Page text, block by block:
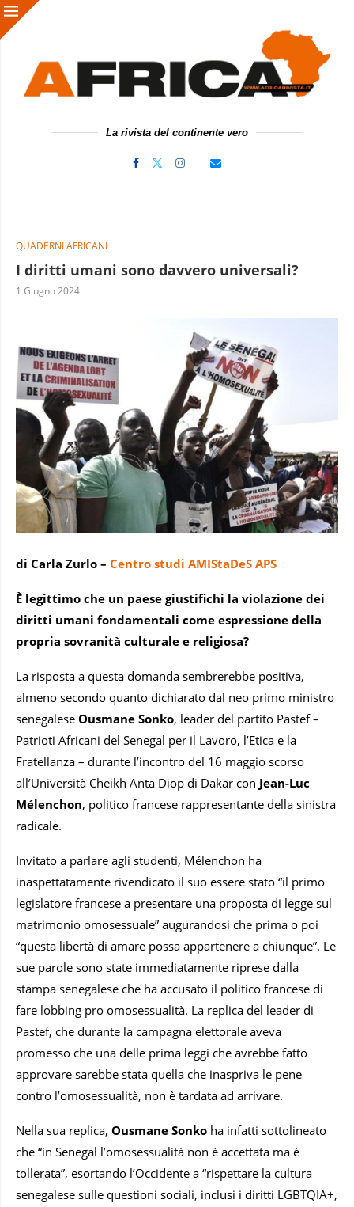
La rivista del continente vero
QUADERNI AFRICANI
I diritti umani sono davvero universali?
1 Giugno 2024
di Carla Zurlo – Centro studi AMIStaDeS APS
È legittimo che un paese giustifichi la violazione dei
diritti umani fondamentali come espressione della
propria sovranità culturale e religiosa?
La risposta a questa domanda sembrerebbe positiva,
almeno secondo quanto dichiarato dal neo primo ministro
senegalese Ousmane Sonko, leader del partito Pastef –
Patrioti Africani del Senegal per il Lavoro, l’Etica e la
Fratellanza – durante l’incontro del 16 maggio scorso
all’Università Cheikh Anta Diop di Dakar con Jean-Luc
Mélenchon, politico francese rappresentante della sinistra
radicale.
Invitato a parlare agli studenti, Mélenchon ha
inaspettatamente rivendicato il suo essere stato “il primo
legislatore francese a presentare una proposta di legge sul
matrimonio omosessuale” augurandosi che prima o poi
“questa libertà di amare possa appartenere a chiunque”. Le
sue parole sono state immediatamente riprese dalla
stampa senegalese che ha accusato il politico francese di
fare lobbing pro omosessualità. La replica del leader di
Pastef, che durante la campagna elettorale aveva
promesso che una delle prima leggi che avrebbe fatto
approvare sarebbe stata quella che inaspriva le pene
contro l’omosessualità, non è tardata ad arrivare.
Nella sua replica, Ousmane Sonko ha infatti sottolineato
che “in Senegal l’omosessualità non è accettata ma è
tollerata”, esortando l’Occidente a “rispettare la cultura
senegalese sulle questioni sociali, inclusi i diritti LGBTQIA+,